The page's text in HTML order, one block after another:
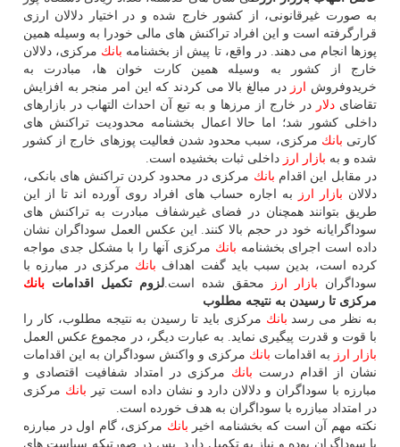
به صورت غیرقانونی، از كشور خارج شده و در اختیار دلالان ارزی
قرارگرفته است و این افراد تراكنش های مالی خودرا به وسیله همین
پوزها انجام می دهند. در واقع، تا پیش از بخشنامه بانك مركزی، دلالان
خارج از كشور به وسیله همین كارت خوان ها، مبادرت به
خریدوفروش
ارز در مبالغ بالا می كردند كه این امر منجر به افزایش
تقاضای دلار در خارج از مرزها و به تبع آن احداث التهاب در بازارهای
داخلی كشور شد؛ اما حالا اعمال بخشنامه محدودیت تراكنش های
كارتی بانك مركزی، سبب محدود شدن فعالیت پوزهای خارج از كشور
شده و به بازار ارز داخلی ثبات بخشیده است.
در مقابل این اقدام بانك مركزی در محدود كردن تراكنش های بانكی،
دلالان بازار ارز
به اجاره حساب های افراد روی آورده اند تا از این
طریق بتوانند همچنان در فضای غیرشفاف مبادرت به تراكنش های
سوداگرایانه خود در حجم بالا كنند. این عكس العمل سوداگران نشان
داده است اجرای بخشنامه بانك مركزی آنها را با مشكل جدی مواجه
كرده است، بدین سبب باید گفت اهداف بانك مركزی در مبارزه با
سوداگران بازار ارز محقق شده است.لزوم تكمیل اقدامات بانك
مركزی تا رسیدن به نتیجه مطلوب
به نظر می رسد بانك مركزی باید تا رسیدن به نتیجه مطلوب، كار را
با قوت و قدرت پیگیری نماید. به عبارت دیگر، در مجموع عكس العمل
بازار
ارز به اقدامات بانك مركزی و واكنش سوداگران به این اقدامات
نشان از اقدام درست بانك مركزی در امتداد شفافیت اقتصادی و
مبارزه با سوداگران و دلالان دارد و نشان داده است تیر بانك مركزی
در امتداد مبازره با سوداگران به هدف خورده است.
نكته مهم آن است كه بخشنامه اخیر بانك مركزی، گام اول در مبارزه
با سوداگران بوده و نیاز به تكمیل دارد. پس در صورتیكه سیاست های